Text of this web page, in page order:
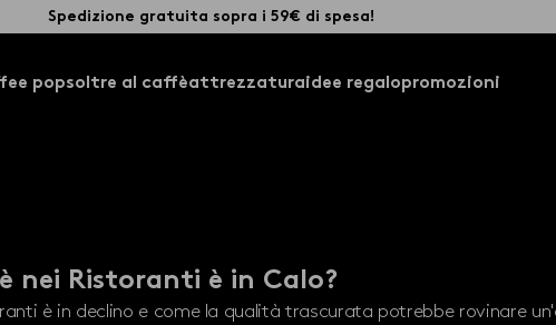
Spedizione gratuita sopra i 59€ di spesa!
popsoltre al caffèattrezzaturaidee regalopromozioni
nei Ristoranti è in Calo?
è in declino e come la qualità trascurata potrebbe rovinare